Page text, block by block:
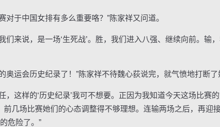
于中国女排有多么重要咯？”陈家祥又问道。
来说，是一场‘生死战’。胜，我们进入八强、继续向前。输
运会历史纪录了！”陈家祥不待魏心荻说完，就气愤地打断了
这样的‘历史纪录’我可不想要。正因为我知道今天这场比赛的
几场比赛她们的心态调整得不够理想。连输两场之后，再迎
危险了。”